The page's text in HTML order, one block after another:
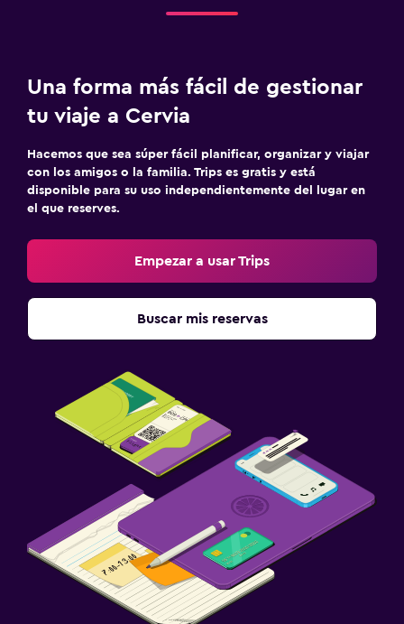
Una forma más fácil de gestionar
tu viaje a Cervia
Hacemos que sea súper fácil planificar, organizar y viajar
con los amigos o la familia. Trips es gratis y está
disponible para su uso independientemente del lugar en
el que reserves.
Empezar a usar Trips
Buscar mis reservas